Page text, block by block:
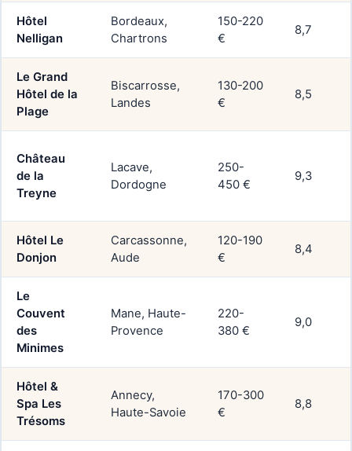
Hôtel
Nelligan
Bordeaux,
Chartrons
150-220
€
8,7
Le Grand
Hôtel de la
Plage
Biscarrosse,
Landes
130-200
€
8,5
Château
de la
Treyne
Lacave,
Dordogne
250-
450 €
9,3
Hôtel Le
Donjon
Carcassonne,
Aude
120-190
€
8,4
Le
Couvent
des
Minimes
Mane, Haute-
Provence
220-
380 €
9,0
Hôtel &
Spa Les
Trésoms
Annecy,
Haute-Savoie
170-300
€
8,8